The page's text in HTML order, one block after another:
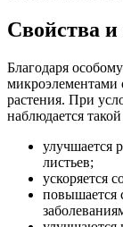
Свойства и
Благодаря
микроэлементами
растения. При
наблюдается
улучшается
листьев;
ускоряется
повышается